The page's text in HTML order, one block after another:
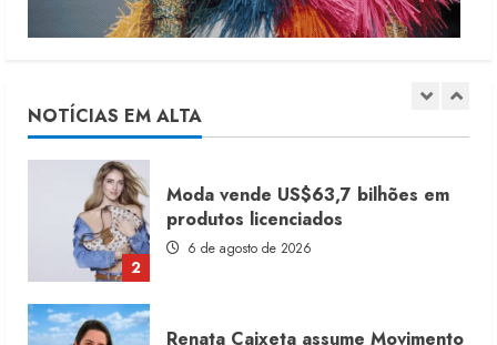
NOTÍCIAS EM ALTA
1
7 de agosto de 2026
2
Moda vende US$63,7 bilhões em
produtos licenciados
6 de agosto de 2026
Renata Caixeta assume Movimento